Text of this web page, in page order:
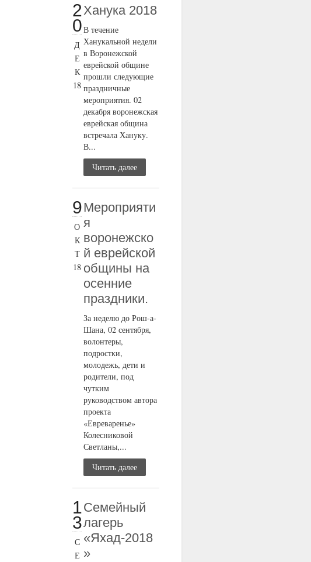
2
0
Д
Е
К
18
Ханука 2018
В течение
Ханукальной недели
в Воронежской
еврейской общине
прошли следующие
праздничные
мероприятия. 02
декабря воронежская
еврейская община
встречала Хануку.
В...
Читать далее
9
О
К
Т
18
Мероприяти
я
воронежско
й еврейской
общины на
осенние
праздники.
За неделю до Рош-а-
Шана, 02 сентября,
волонтеры,
подростки,
молодежь, дети и
родители, под
чутким
руководством автора
проекта
«Евреваренье»
Колесниковой
Светланы,...
Читать далее
1
3
С
Е
Семейный
лагерь
«Яхад-2018
»